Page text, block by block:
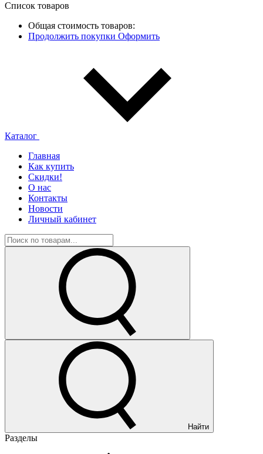
Список товаров
Общая стоимость товаров:
Продолжить покупки Оформить
Каталог
Главная
Как купить
Скидки!
О нас
Контакты
Новости
Личный кабинет
Найти
Разделы